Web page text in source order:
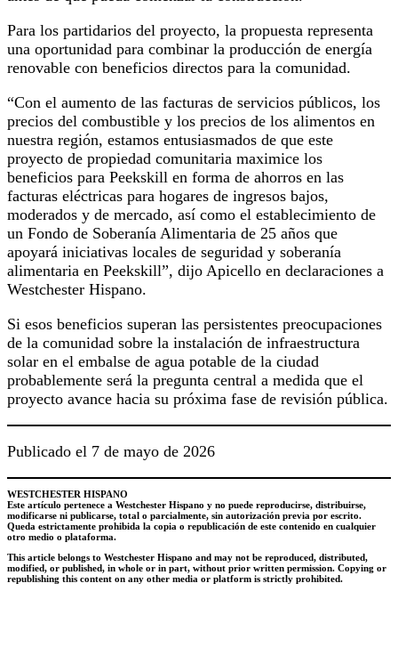
Para los partidarios del proyecto, la propuesta representa
una oportunidad para combinar la producción de energía
renovable con beneficios directos para la comunidad.
“Con el aumento de las facturas de servicios públicos, los
precios del combustible y los precios de los alimentos en
nuestra región, estamos entusiasmados de que este
proyecto de propiedad comunitaria maximice los
beneficios para Peekskill en forma de ahorros en las
facturas eléctricas para hogares de ingresos bajos,
moderados y de mercado, así como el establecimiento de
un Fondo de Soberanía Alimentaria de 25 años que
apoyará iniciativas locales de seguridad y soberanía
alimentaria en Peekskill”, dijo Apicello en declaraciones a
Westchester Hispano.
Si esos beneficios superan las persistentes preocupaciones
de la comunidad sobre la instalación de infraestructura
solar en el embalse de agua potable de la ciudad
probablemente será la pregunta central a medida que el
proyecto avance hacia su próxima fase de revisión pública.
Publicado el 7 de mayo de 2026
WESTCHESTER HISPANO
Este artículo pertenece a Westchester Hispano y no puede reproducirse, distribuirse,
modificarse ni publicarse, total o parcialmente, sin autorización previa por escrito.
Queda estrictamente prohibida la copia o republicación de este contenido en cualquier
otro medio o plataforma.
This article belongs to Westchester Hispano and may not be reproduced, distributed,
modified, or published, in whole or in part, without prior written permission. Copying or
republishing this content on any other media or platform is strictly prohibited.